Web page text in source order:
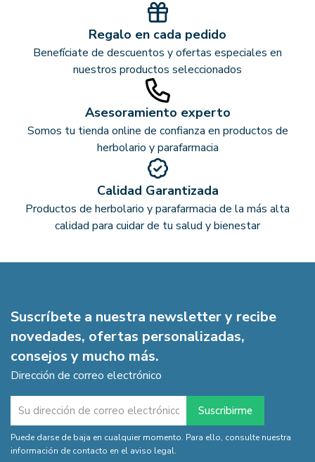
Regalo en cada pedido
Benefíciate de descuentos y ofertas especiales en
nuestros productos seleccionados
Asesoramiento experto
Somos tu tienda online de confianza en productos de
herbolario y parafarmacia
Calidad Garantizada
Productos de herbolario y parafarmacia de la más alta
calidad para cuidar de tu salud y bienestar
Suscríbete a nuestra newsletter y recibe
novedades, ofertas personalizadas,
consejos y mucho más.
Dirección de correo electrónico
Puede darse de baja en cualquier momento. Para ello, consulte nuestra
información de contacto en el aviso legal.